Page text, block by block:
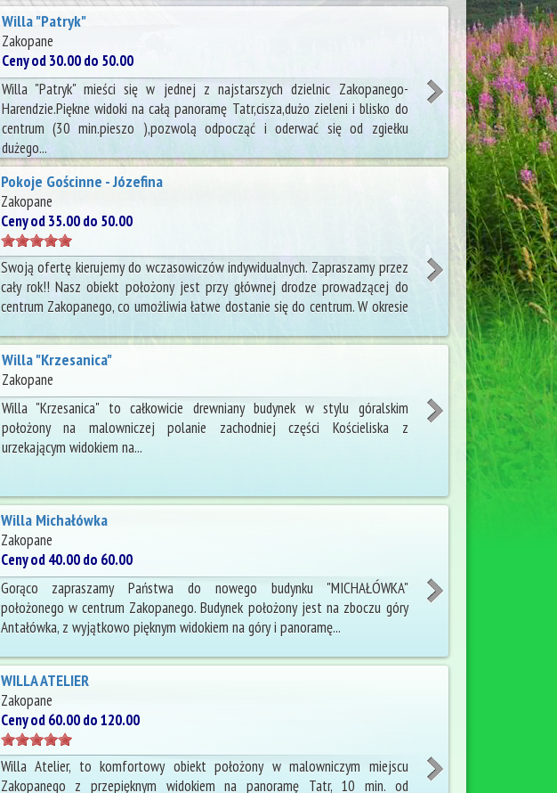
Willa "Patryk"
Zakopane
Ceny od 30.00 do 50.00
Willa "Patryk" mieści się w jednej z najstarszych dzielnic Zakopanego-
Harendzie.Piękne widoki na całą panoramę Tatr,cisza,dużo zieleni i blisko do
centrum (30 min.pieszo ),pozwolą odpocząć i oderwać się od zgiełku
dużego...
Pokoje Gościnne - Józefina
Zakopane
Ceny od 35.00 do 50.00
Swoją ofertę kierujemy do wczasowiczów indywidualnych. Zapraszamy przez
cały rok!! Nasz obiekt położony jest przy głównej drodze prowadzącej do
centrum Zakopanego, co umożliwia łatwe dostanie się do centrum. W okresie
Willa "Krzesanica"
Zakopane
Willa "Krzesanica" to całkowicie drewniany budynek w stylu góralskim
położony na malowniczej polanie zachodniej części Kościeliska z
urzekającym widokiem na...
Willa Michałówka
Zakopane
Ceny od 40.00 do 60.00
Gorąco zapraszamy Państwa do nowego budynku "MICHAŁÓWKA"
położonego w centrum Zakopanego. Budynek położony jest na zboczu góry
Antałówka, z wyjątkowo pięknym widokiem na góry i panoramę...
WILLA ATELIER
Zakopane
Ceny od 60.00 do 120.00
Willa Atelier, to komfortowy obiekt położony w malowniczym miejscu
Zakopanego z przepięknym widokiem na panoramę Tatr, 10 min. od